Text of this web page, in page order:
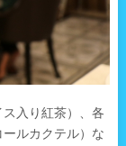
入り紅茶）、各
ルカクテル）な